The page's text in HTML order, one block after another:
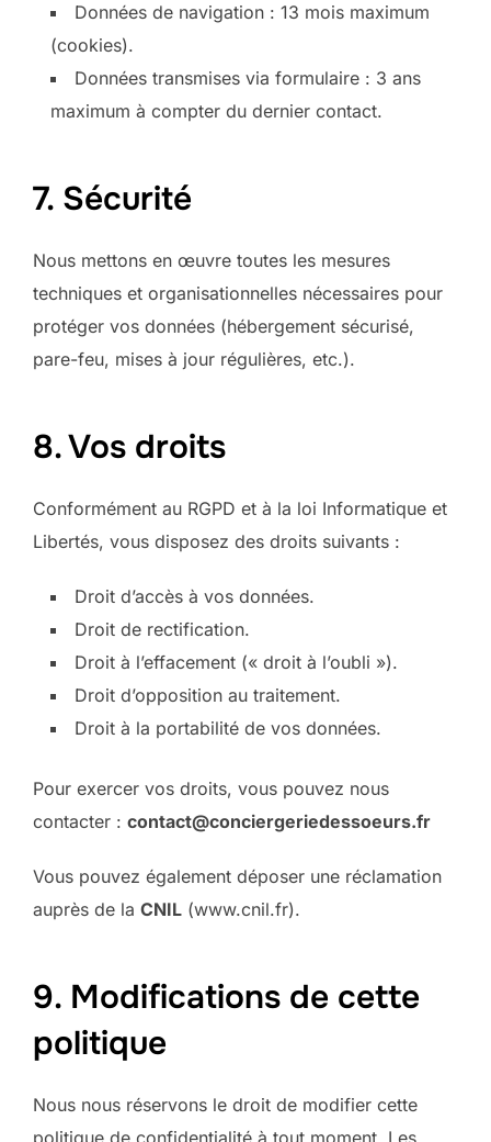
Données de navigation : 13 mois maximum
(cookies).
Données transmises via formulaire : 3 ans
maximum à compter du dernier contact.
7. Sécurité
Nous mettons en œuvre toutes les mesures
techniques et organisationnelles nécessaires pour
protéger vos données (hébergement sécurisé,
pare-feu, mises à jour régulières, etc.).
8. Vos droits
Conformément au RGPD et à la loi Informatique et
Libertés, vous disposez des droits suivants :
Droit d’accès à vos données.
Droit de rectification.
Droit à l’effacement (« droit à l’oubli »).
Droit d’opposition au traitement.
Droit à la portabilité de vos données.
Pour exercer vos droits, vous pouvez nous
contacter : contact@conciergeriedessoeurs.fr
Vous pouvez également déposer une réclamation
auprès de la CNIL (www.cnil.fr).
9. Modifications de cette
politique
Nous nous réservons le droit de modifier cette
politique de confidentialité à tout moment. Les